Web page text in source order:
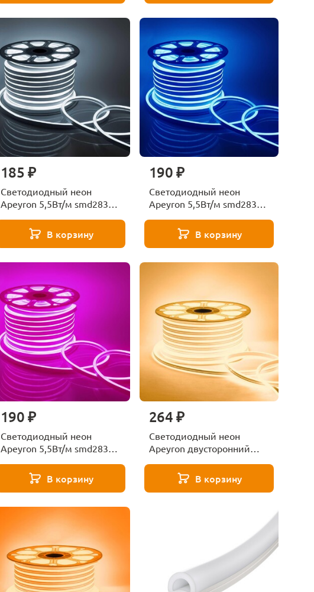
185 ₽
Светодиодный неон
Apeyron 5,5Вт/м smd2835
В корзину
190 ₽
Светодиодный неон
Apeyron 5,5Вт/м smd2835
В корзину
190 ₽
Светодиодный неон
Apeyron 5,5Вт/м smd2835
В корзину
264 ₽
Светодиодный неон
Apeyron двусторонний
В корзину